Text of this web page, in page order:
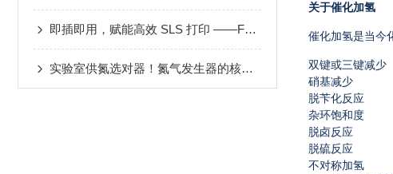
即插即用，赋能高效 SLS 打印 ——FLAIRMO 氮气发生器应用成功案例
实验室供氮选对器！氮气发生器的核心性能与选型攻略
关于催化加氢
催化加氢是当今
双键或三键减少
硝基减少
脱苄化反应
杂环饱和度
脱卤反应
脱硫反应
不对称加氢